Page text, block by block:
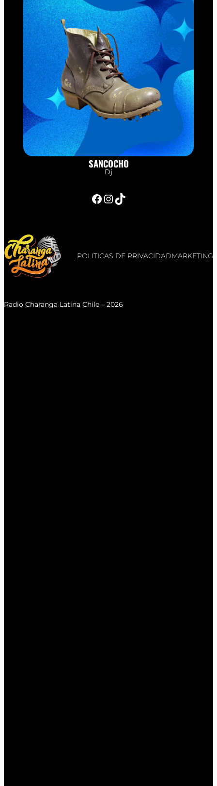
SANCOCHO
Dj
Facebook InstagramTikTok
POLITICAS DE PRIVACIDADMARKETING
Radio Charanga Latina Chile – 2026